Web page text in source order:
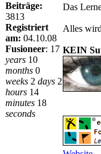
Beiträge:
3813
Registriert
am: 04.10.08
Fusioneer: 17
years 10
months 0
weeks 2 days 2
hours 14
minutes 18
seconds
Das
Alles
KEIN